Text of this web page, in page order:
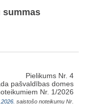
summas
Pielikums Nr. 4
pašvaldības domes
Nr. 1/2026
saistošo noteikumu Nr.